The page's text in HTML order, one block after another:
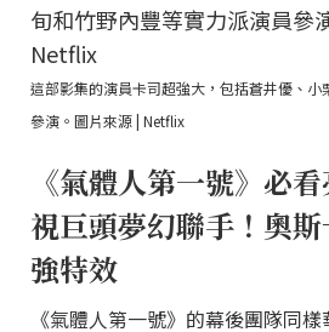
這部影集的演員卡司超強大，包括蒼井優、小
參演。圖片來源 | Netflix
《氣體人第一號》必
視巨頭夢幻聯手！奧
強特效
《氣體人第一號》的幕後團隊同